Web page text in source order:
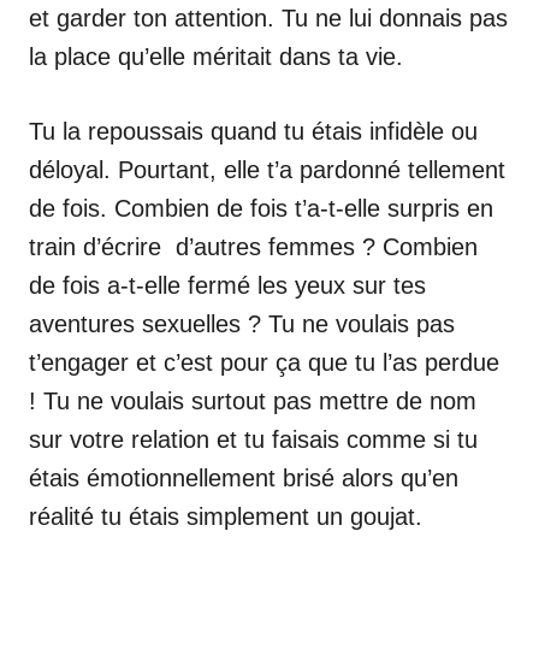
et garder ton attention. Tu ne lui donnais pas
la place qu’elle méritait dans ta vie.
Tu la repoussais quand tu étais infidèle ou
déloyal. Pourtant, elle t’a pardonné tellement
de fois. Combien de fois t’a-t-elle surpris en
train d’écrire d’autres femmes ? Combien
de fois a-t-elle fermé les yeux sur tes
aventures sexuelles ? Tu ne voulais pas
t’engager et c’est pour ça que tu l’as perdue
! Tu ne voulais surtout pas mettre de nom
sur votre relation et tu faisais comme si tu
étais émotionnellement brisé alors qu’en
réalité tu étais simplement un goujat.